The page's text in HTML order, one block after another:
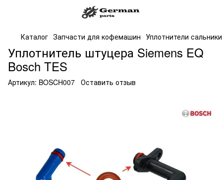
Каталог Запчасти для кофемашин Уплотнители
Уплотнитель штуцера Siemens EQ
Bosch TES
Артикул: BOSCH007 Оставить отзыв